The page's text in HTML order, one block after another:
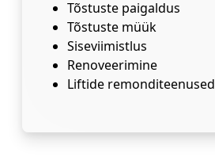
Tõstuste paigaldus
Tõstuste müük
Siseviimistlus
Renoveerimine
Liftide remonditeenused